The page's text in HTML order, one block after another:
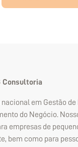
Consultoria
em Gestão de
do Negócio.
empresas de
bem como para